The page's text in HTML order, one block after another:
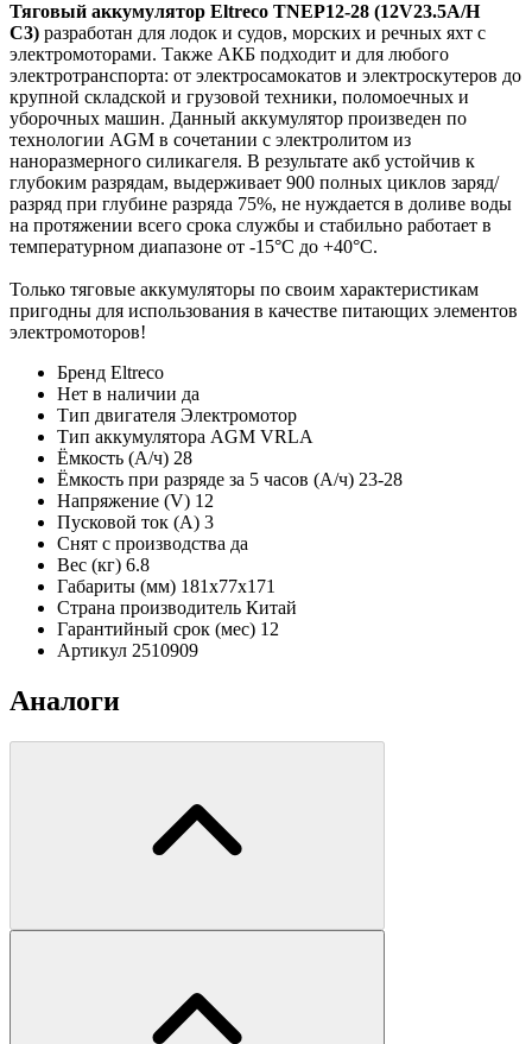
Тяговый аккумулятор Eltreco TNEP12-28 (12V23.5A/H
C3) разработан для лодок и судов, морских и речных яхт с
электромоторами. Также АКБ подходит и для любого
электротранспорта: от электросамокатов и электроскутеров до
крупной складской и грузовой техники, поломоечных и
уборочных машин. Данный аккумулятор произведен по
технологии AGM в сочетании с электролитом из
наноразмерного силикагеля. В результате акб устойчив к
глубоким разрядам, выдерживает 900 полных циклов заряд/
разряд при глубине разряда 75%, не нуждается в доливе воды
на протяжении всего срока службы и стабильно работает в
температурном диапазоне от -15°C до +40°C.
Только тяговые аккумуляторы по своим характеристикам
пригодны для использования в качестве питающих элементов
электромоторов!
Бренд Eltreco
Нет в наличии да
Тип двигателя Электромотор
Тип аккумулятора AGM VRLA
Ёмкость (А/ч) 28
Ёмкость при разряде за 5 часов (А/ч) 23-28
Напряжение (V) 12
Пусковой ток (А) 3
Снят с производства да
Вес (кг) 6.8
Габариты (мм) 181х77х171
Страна производитель Китай
Гарантийный срок (мес) 12
Артикул 2510909
Аналоги